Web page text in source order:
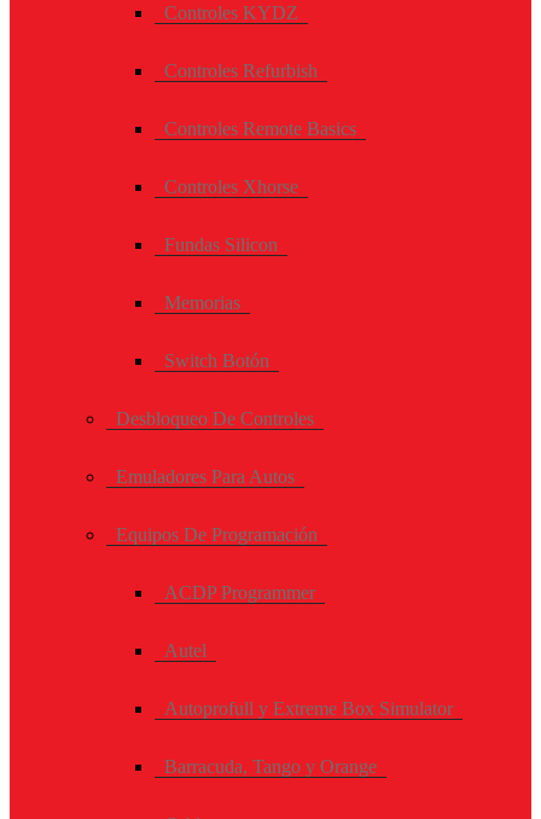
Controles KYDZ
Controles Refurbish
Controles Remote Basics
Controles Xhorse
Fundas Silicon
Memorias
Switch Botón
Desbloqueo De Controles
Emuladores Para Autos
Equipos De Programación
ACDP Programmer
Autel
Autoprofull y Extreme Box Simulator
Barracuda, Tango y Orange